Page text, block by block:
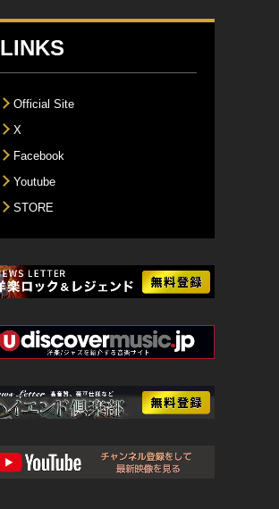
LINKS
Official Site
X
Facebook
Youtube
STORE